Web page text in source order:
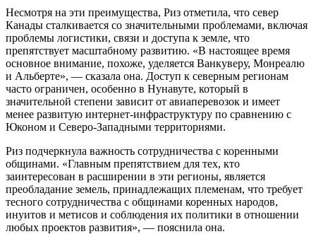
Несмотря на эти преимущества, Риз отметила, что север
Канады сталкивается со значительными проблемами, включая
проблемы логистики, связи и доступа к земле, что
препятствует масштабному развитию. «В настоящее время
основное внимание, похоже, уделяется Ванкуверу, Монреалю
и Альберте», — сказала она. Доступ к северным регионам
часто ограничен, особенно в Нунавуте, который в
значительной степени зависит от авиаперевозок и имеет
менее развитую интернет-инфраструктуру по сравнению с
Юконом и Северо-Западными территориями.
Риз подчеркнула важность сотрудничества с коренными
общинами. «Главным препятствием для тех, кто
заинтересован в расширении в эти регионы, является
преобладание земель, принадлежащих племенам, что требует
тесного сотрудничества с общинами коренных народов,
инуитов и метисов и соблюдения их политики в отношении
любых проектов развития», — пояснила она.